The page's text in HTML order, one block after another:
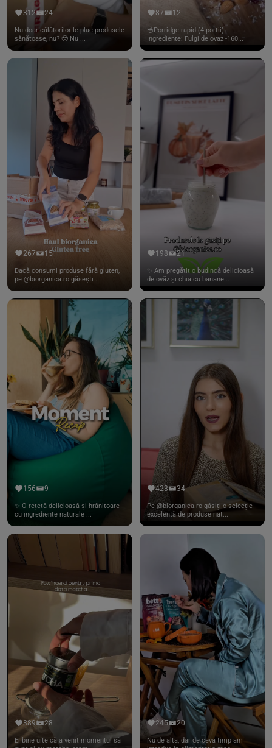
312 24
Nu doar călătorilor le plac produsele
sănătoase, nu? 🥹 Nu ...
87 12
🥣Porridge rapid (4 portii)
Ingrediente: Fulgi de ovaz -160...
267 15
Dacă consumi produse fără gluten,
pe @biorganica.ro găsești ...
198 21
✨ Am pregătit o budincă delicioasă
de ovăz și chia cu banane...
156 9
✨ O rețetă delicioasă și hrănitoare
cu ingrediente naturale ...
423 34
Pe @biorganica.ro găsiți o selecție
excelentă de produse nat...
389 28
Ei bine uite că a venit momentul să
245 20
Nu de alta, dar de ceva timp am